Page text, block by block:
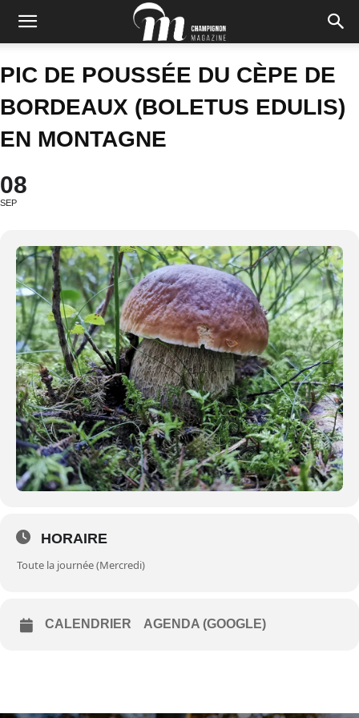
PIC DE POUSSÉE DU CÈPE DE
BORDEAUX (BOLETUS EDULIS)
EN MONTAGNE
08
SEP
HORAIRE
Toute la journée (Mercredi)
CALENDRIER AGENDA (GOOGLE)